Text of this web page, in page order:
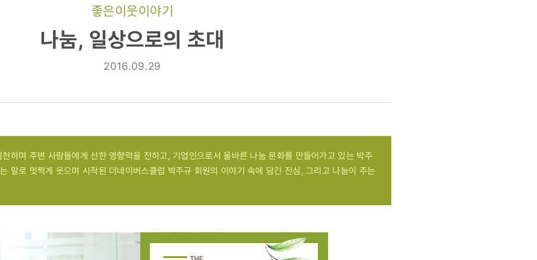
좋은이웃이야기
나눔, 일상으로의 초대
2016.09.29
하며 주변 사람들에게 선한 영향력을 전하고, 기업인으로서 올바른 나눔 문화를 만들어가고 있는 박주
말로 멋쩍게 웃으며 시작된 더네이버스클럽 박주규 회원의 이야기 속에 담긴 진심, 그리고 나눔이 주는